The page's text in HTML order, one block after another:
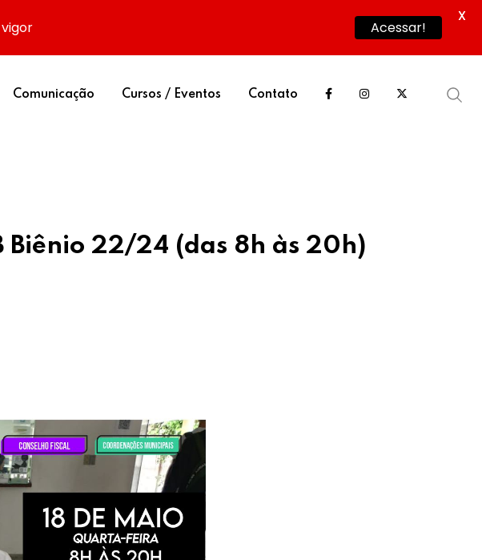
Comunicação Cursos / Eventos Contato
Biênio 22/24 (das 8h às 20h)
Acessar!
X